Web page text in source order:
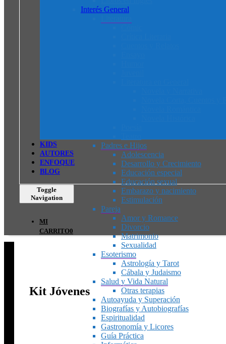
Interés General
Padres e Hijos
Adolescencia
Desarrollo y Crecimiento
Educación especial
Educación sexual
Embarazo y nacimiento
Estimulación
Pareja
Amor y Romance
Divorcio
Matrimonio
Sexualidad
Esoterismo
Astrología y Tarot
Cábala y Judaismo
Salud y Vida Natural
Otras terapias
Autoayuda y Superación
Biografías y Autobiografías
Espiritualidad
Gastronomía y Licores
Guía Práctica
KIDS
AUTORES
ENFOQUE
BLOG
Toggle
Navigation
MI
CARRITO0
Kit Jóvenes